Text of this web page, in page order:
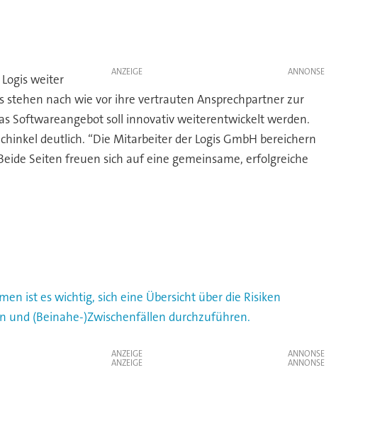
ANZEIGE
weiter
nach wie vor ihre vertrauten Ansprechpartner zur
Softwareangebot soll innovativ weiterentwickelt werden.
deutlich. “Die Mitarbeiter der Logis GmbH bereichern
Seiten freuen sich auf eine gemeinsame, erfolgreiche
ist es wichtig, sich eine Übersicht über die Risiken
und (Beinahe-)Zwischenfällen durchzuführen.
ANZEIGE
ANZEIGE